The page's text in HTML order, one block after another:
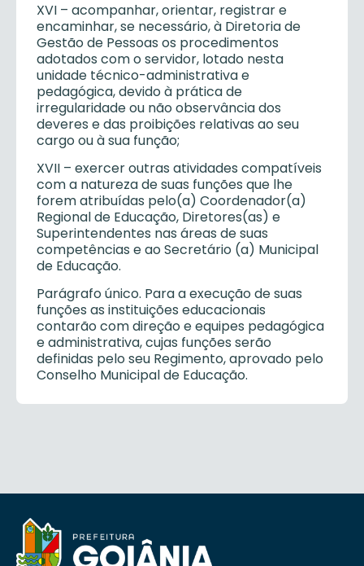
XVI – acompanhar, orientar, registrar e
encaminhar, se necessário, à Diretoria de
Gestão de Pessoas os procedimentos
adotados com o servidor, lotado nesta
unidade técnico-administrativa e
pedagógica, devido à prática de
irregularidade ou não observância dos
deveres e das proibições relativas ao seu
cargo ou à sua função;
XVII – exercer outras atividades compatíveis
com a natureza de suas funções que lhe
forem atribuídas pelo(a) Coordenador(a)
Regional de Educação, Diretores(as) e
Superintendentes nas áreas de suas
competências e ao Secretário (a) Municipal
de Educação.
Parágrafo único. Para a execução de suas
funções as instituições educacionais
contarão com direção e equipes pedagógica
e administrativa, cujas funções serão
definidas pelo seu Regimento, aprovado pelo
Conselho Municipal de Educação.